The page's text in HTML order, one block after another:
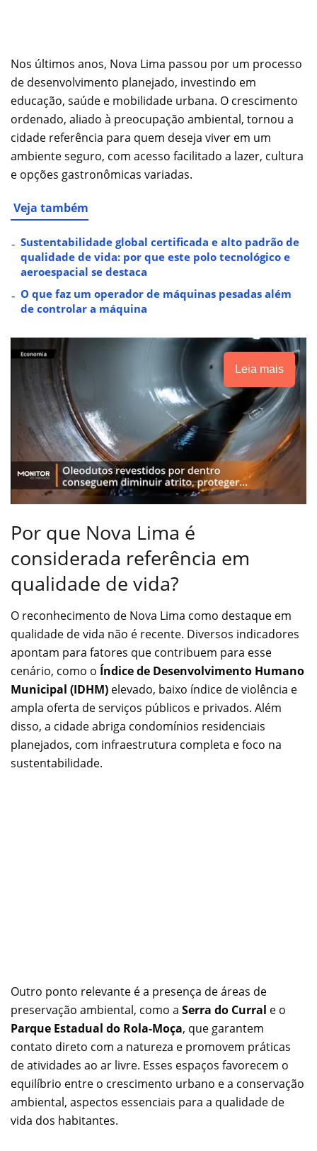
Nos últimos anos, Nova Lima passou por um processo
de desenvolvimento planejado, investindo em
educação, saúde e mobilidade urbana. O crescimento
ordenado, aliado à preocupação ambiental, tornou a
cidade referência para quem deseja viver em um
ambiente seguro, com acesso facilitado a lazer, cultura
e opções gastronômicas variadas.
Veja também
Sustentabilidade global certificada e alto padrão de
qualidade de vida: por que este polo tecnológico e
aeroespacial se destaca
O que faz um operador de máquinas pesadas além
de controlar a máquina
Leia mais
Por que Nova Lima é
considerada referência em
qualidade de vida?
O reconhecimento de Nova Lima como destaque em
qualidade de vida não é recente. Diversos indicadores
apontam para fatores que contribuem para esse
cenário, como o Índice de Desenvolvimento Humano
Municipal (IDHM) elevado, baixo índice de violência e
ampla oferta de serviços públicos e privados. Além
disso, a cidade abriga condomínios residenciais
planejados, com infraestrutura completa e foco na
sustentabilidade.
Outro ponto relevante é a presença de áreas de
preservação ambiental, como a Serra do Curral e o
Parque Estadual do Rola-Moça, que garantem
contato direto com a natureza e promovem práticas
de atividades ao ar livre. Esses espaços favorecem o
equilíbrio entre o crescimento urbano e a conservação
ambiental, aspectos essenciais para a qualidade de
vida dos habitantes.